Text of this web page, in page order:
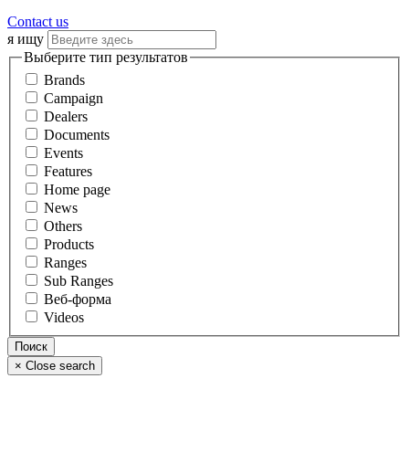
Contact us
я ищу
Выберите тип результатов
Brands
Campaign
Dealers
Documents
Events
Features
Home page
News
Others
Products
Ranges
Sub Ranges
Веб-форма
Videos
× Close search